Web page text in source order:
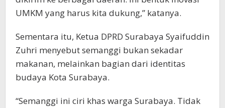
UMKM yang harus kita dukung,” katanya.
Sementara itu, Ketua DPRD Surabaya Syaifuddin
Zuhri menyebut semanggi bukan sekadar
makanan, melainkan bagian dari identitas
budaya Kota Surabaya.
“Semanggi ini ciri khas warga Surabaya. Tidak